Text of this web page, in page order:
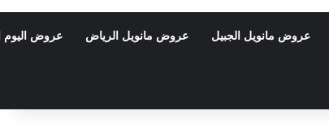
عروض مانويل الجبيل عروض مانويل الرياض عروض اليوم